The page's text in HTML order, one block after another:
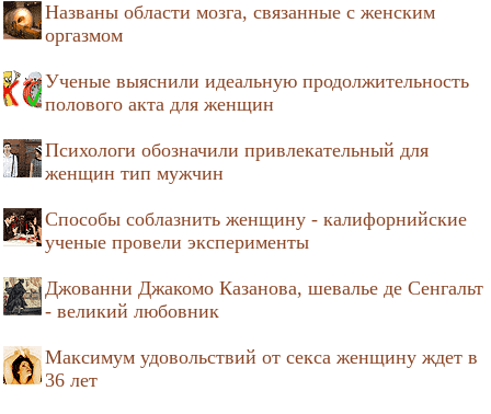
Названы области мозга, связанные с женским
оргазмом
Ученые выяснили идеальную продолжительность
полового акта для женщин
Психологи обозначили привлекательный для
женщин тип мужчин
Способы соблазнить женщину - калифорнийские
ученые провели эксперименты
Джованни Джакомо Казанова, шевалье де Сенгальт
- великий любовник
Максимум удовольствий от секса женщину ждет в
36 лет